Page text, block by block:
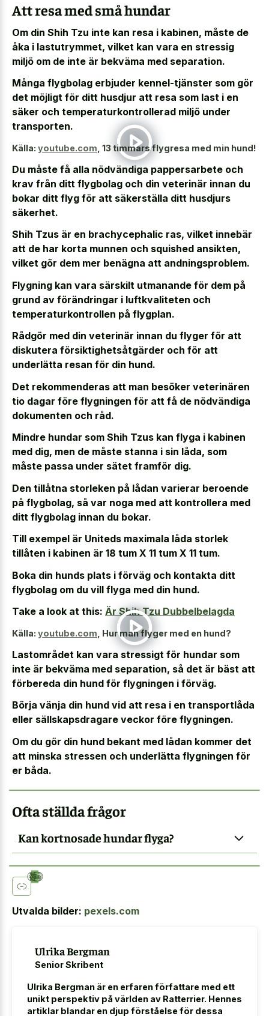
Att resa med små hundar
Om din Shih Tzu inte kan resa i kabinen, måste de
åka i lastutrymmet, vilket kan vara en stressig
miljö om de inte är bekväma med separation.
Många flygbolag erbjuder kennel-tjänster som gör
det möjligt för ditt husdjur att resa som last i en
säker och temperaturkontrollerad miljö under
transporten.
Källa: youtube.com 13 timmars flygresa med min hund!
Du måste få alla nödvändiga pappersarbete och
krav från ditt flygbolag och din veterinär innan du
bokar ditt flyg för att säkerställa ditt husdjurs
säkerhet.
Shih Tzus är en brachycephalic ras, vilket innebär
att de har korta munnen och squished ansikten,
vilket gör dem mer benägna att andningsproblem.
Flygning kan vara särskilt utmanande för dem på
grund av förändringar i luftkvaliteten och
temperaturkontrollen på flygplan.
Rådgör med din veterinär innan du flyger för att
diskutera försiktighetsåtgärder och för att
underlätta resan för din hund.
Det rekommenderas att man besöker veterinären
tio dagar före flygningen för att få de nödvändiga
dokumenten och råd.
Mindre hundar som Shih Tzus kan flyga i kabinen
med dig, men de måste stanna i sin låda, som
måste passa under sätet framför dig.
Den tillåtna storleken på lådan varierar beroende
på flygbolag, så var noga med att kontrollera med
ditt flygbolag innan du bokar.
Till exempel är Uniteds maximala låda storlek
tillåten i kabinen är 18 tum X 11 tum X 11 tum.
Boka din hunds plats i förväg och kontakta ditt
flygbolag om du vill flyga med din hund.
Take a look at this: Är Shih Tzu Dubbelbelagda
Källa: youtube.com Hur man flyger med en hund?
Lastområdet kan vara stressigt för hundar som
inte är bekväma med separation, så det är bäst att
förbereda din hund för flygningen i förväg.
Börja vänja din hund vid att resa i en transportlåda
eller sällskapsdragare veckor före flygningen.
Om du gör din hund bekant med lådan kommer det
att minska stressen och underlätta flygningen för
er båda.
Ofta ställda frågor
Kan kortnosade hundar flyga?
Utvalda bilder: pexels.com
Ulrika Bergman
Senior Skribent
Ulrika Bergman är en erfaren författare med ett
unikt perspektiv på världen av Ratterrier. Hennes
artiklar blandar en djup förståelse för dessa